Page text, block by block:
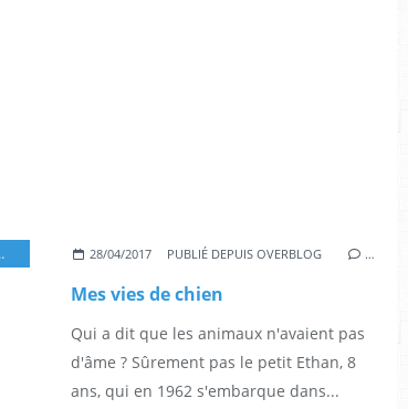
,DENNIS QUAID,BRITT ROBERTSON,JOHN ORTIZ
28/04/2017 PUBLIÉ DEPUIS OVERBLOG …
Mes vies de chien
Qui a dit que les animaux n'avaient pas
d'âme ? Sûrement pas le petit Ethan, 8
ans, qui en 1962 s'embarque dans...